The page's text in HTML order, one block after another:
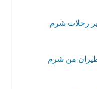
شرم
من شرم